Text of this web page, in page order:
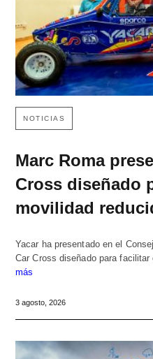
NOTICIAS
Marc Roma
Cross diseñado
movilidad
Yacar ha presentado en el
Car Cross diseñado para
más
3 agosto, 2026